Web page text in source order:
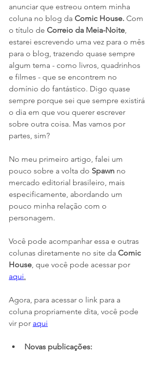
anunciar que estreou ontem minha
coluna no blog da Comic House. Com
o título de Correio da Meia-Noite,
estarei escrevendo uma vez para o mês
para o blog, trazendo quase sempre
algum tema - como livros, quadrinhos
e filmes - que se encontrem no
domínio do fantástico. Digo quase
sempre porque sei que sempre existirá
o dia em que vou querer escrever
sobre outra coisa. Mas vamos por
partes, sim?
No meu primeiro artigo, falei um
pouco sobre a volta do Spawn no
mercado editorial brasileiro, mais
especificamente, abordando um
pouco minha relação com o
personagem.
Você pode acompanhar essa e outras
colunas diretamente no site da Comic
House, que você pode acessar por
aqui.
Agora, para acessar o link para a
coluna propriamente dita, você pode
vir por aqui
Novas publicações: